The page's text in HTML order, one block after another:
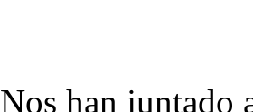
Nos han juntado